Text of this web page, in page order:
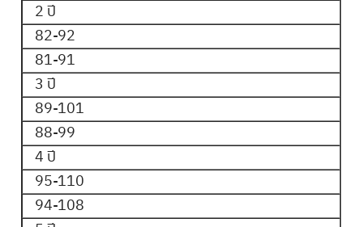
2 ปี
82-92
81-91
3 ปี
89-101
88-99
4 ปี
95-110
94-108